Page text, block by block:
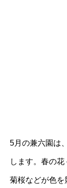
5月の兼六園は
します。春の花
菊桜などが色を